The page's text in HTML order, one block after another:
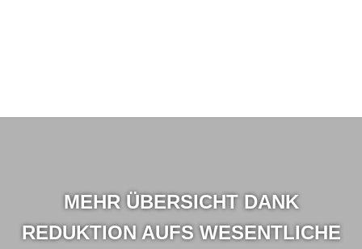
MEHR ÜBERSICHT DANK
REDUKTION AUFS WESENTLICHE